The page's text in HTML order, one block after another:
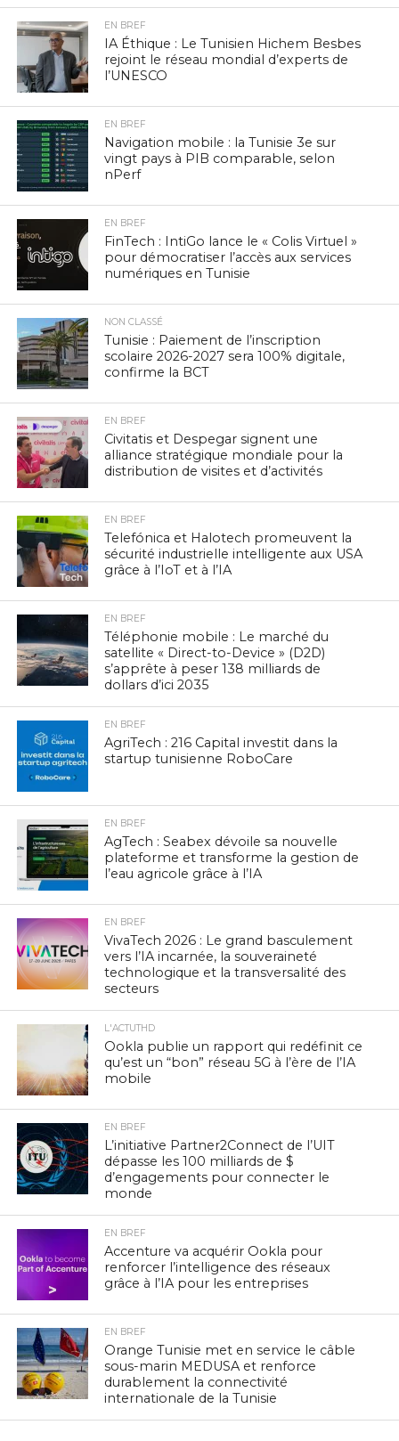
EN BREF
IA Éthique : Le Tunisien Hichem Besbes
rejoint le réseau mondial d’experts de
l’UNESCO
EN BREF
Navigation mobile : la Tunisie 3e sur
vingt pays à PIB comparable, selon
nPerf
EN BREF
FinTech : IntiGo lance le « Colis Virtuel »
pour démocratiser l’accès aux services
numériques en Tunisie
NON CLASSÉ
Tunisie : Paiement de l’inscription
scolaire 2026-2027 sera 100% digitale,
confirme la BCT
EN BREF
Civitatis et Despegar signent une
alliance stratégique mondiale pour la
distribution de visites et d’activités
EN BREF
Telefónica et Halotech promeuvent la
sécurité industrielle intelligente aux USA
grâce à l’IoT et à l’IA
EN BREF
Téléphonie mobile : Le marché du
satellite « Direct-to-Device » (D2D)
s’apprête à peser 138 milliards de
dollars d’ici 2035
EN BREF
AgriTech : 216 Capital investit dans la
startup tunisienne RoboCare
EN BREF
AgTech : Seabex dévoile sa nouvelle
plateforme et transforme la gestion de
l’eau agricole grâce à l’IA
EN BREF
VivaTech 2026 : Le grand basculement
vers l’IA incarnée, la souveraineté
technologique et la transversalité des
secteurs
L'ACTUTHD
Ookla publie un rapport qui redéfinit ce
qu’est un “bon” réseau 5G à l’ère de l’IA
mobile
EN BREF
L’initiative Partner2Connect de l’UIT
dépasse les 100 milliards de $
d’engagements pour connecter le
monde
EN BREF
Accenture va acquérir Ookla pour
renforcer l’intelligence des réseaux
grâce à l’IA pour les entreprises
EN BREF
Orange Tunisie met en service le câble
sous-marin MEDUSA et renforce
durablement la connectivité
internationale de la Tunisie